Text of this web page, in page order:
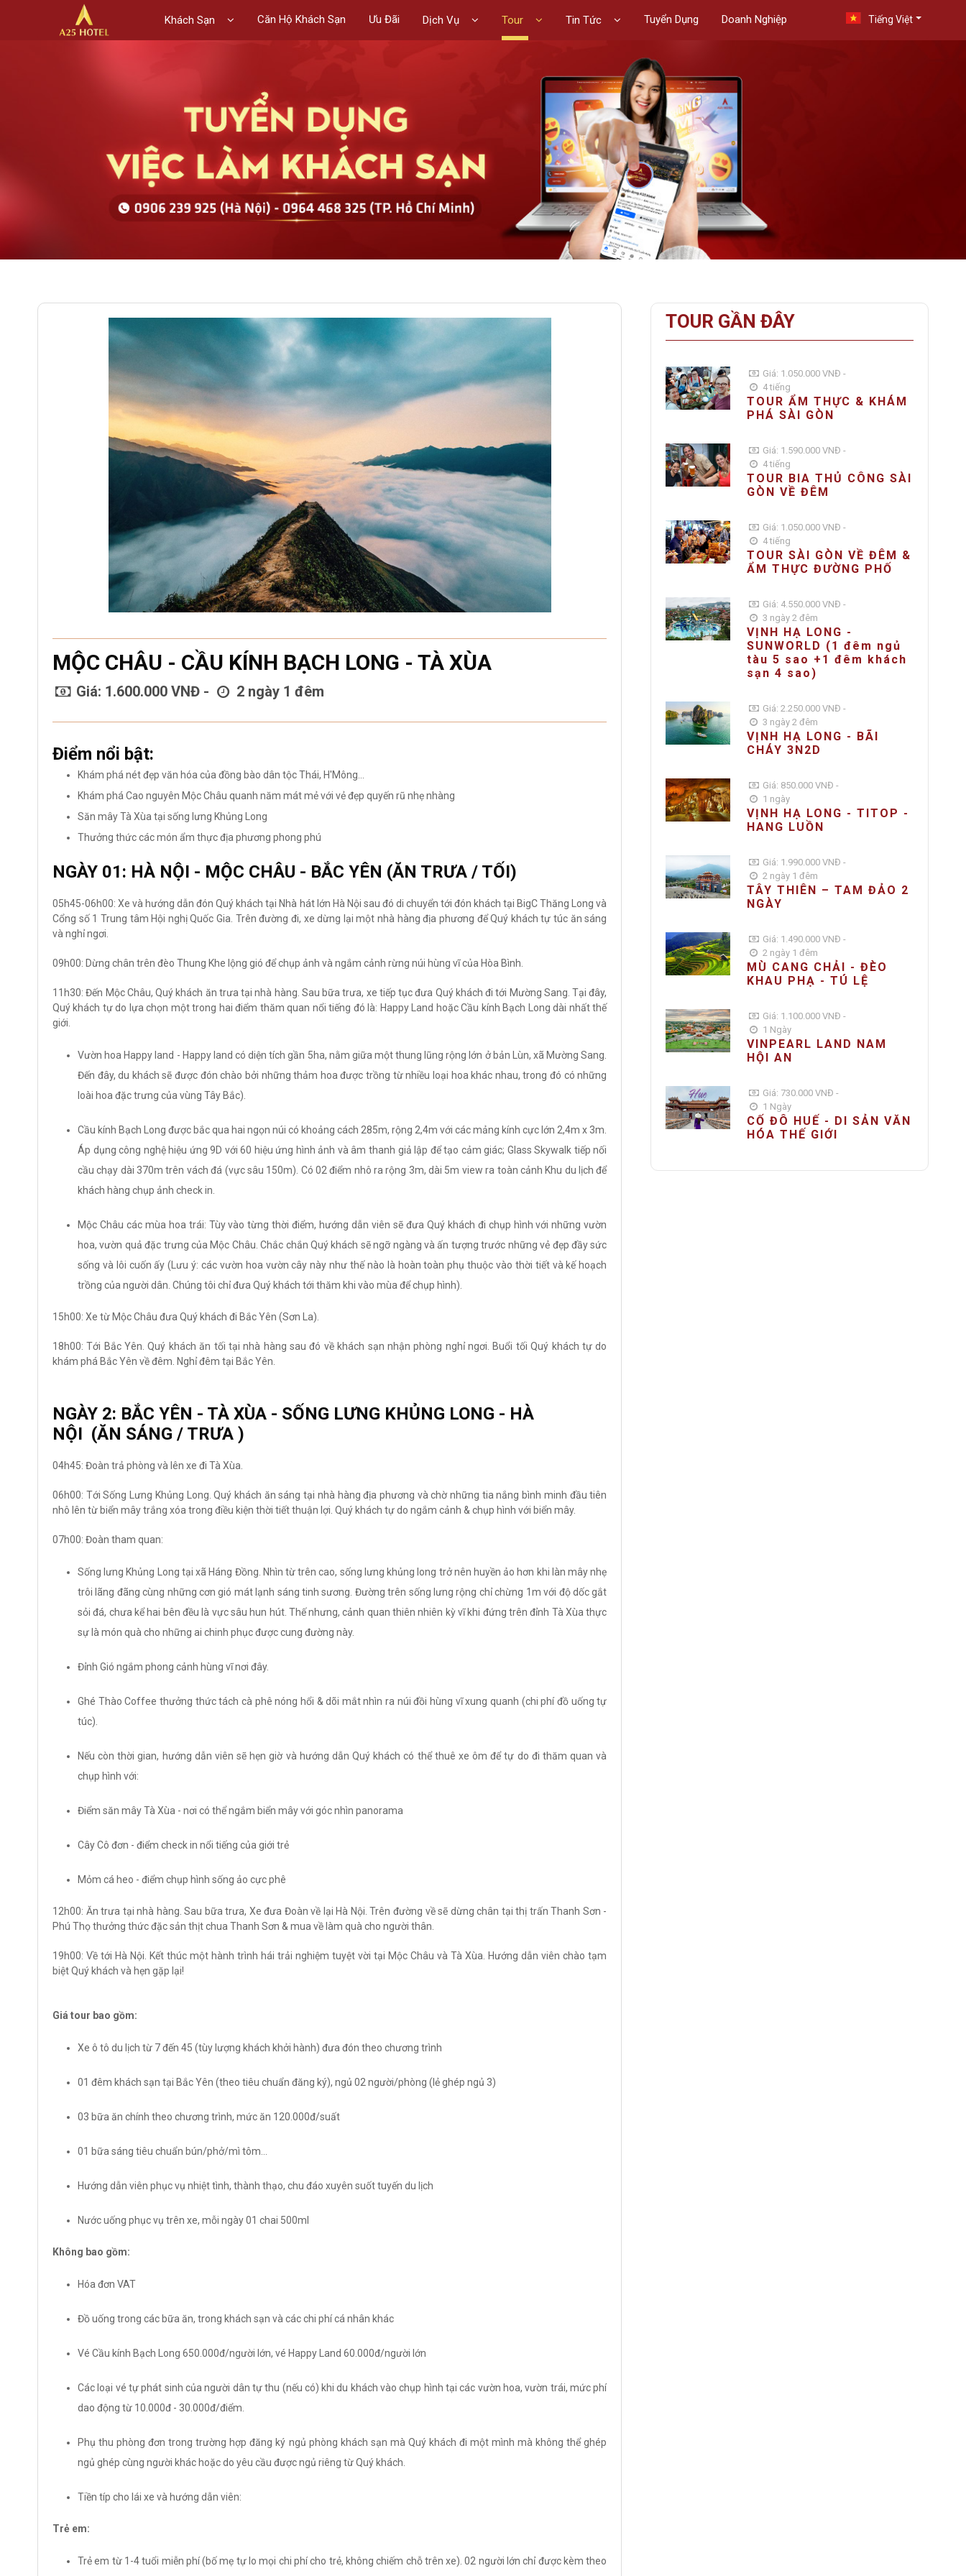
Khách Sạn Căn Hộ Khách Sạn Ưu Đãi Dịch Vụ Tour Tin Tức Tuyển Dụng Doanh Nghiệp Tiếng Việt
MỘC CHÂU - CẦU KÍNH BẠCH LONG - TÀ XÙA
Giá: 1.600.000 VNĐ - 2 ngày 1 đêm
Điểm nổi bật:
Khám phá nét đẹp văn hóa của đồng bào dân tộc Thái, H'Mông...
Khám phá Cao nguyên Mộc Châu quanh năm mát mẻ với vẻ đẹp quyến rũ nhẹ nhàng
Săn mây Tà Xùa tại sống lưng Khủng Long
Thưởng thức các món ẩm thực địa phương phong phú
NGÀY 01: HÀ NỘI - MỘC CHÂU - BẮC YÊN (ĂN TRƯA / TỐI)
05h45-06h00: Xe và hướng dẫn đón Quý khách tại Nhà hát lớn Hà Nội sau đó di chuyển tới đón khách tại BigC Thăng Long và
Cổng số 1 Trung tâm Hội nghị Quốc Gia. Trên đường đi, xe dừng lại một nhà hàng địa phương để Quý khách tự túc ăn sáng
và nghỉ ngơi.
09h00: Dừng chân trên đèo Thung Khe lộng gió để chụp ảnh và ngắm cảnh rừng núi hùng vĩ của Hòa Bình.
11h30: Đến Mộc Châu, Quý khách ăn trưa tại nhà hàng. Sau bữa trưa, xe tiếp tục đưa Quý khách đi tới Mường Sang. Tại đây,
Quý khách tự do lựa chọn một trong hai điểm thăm quan nổi tiếng đó là: Happy Land hoặc Cầu kính Bạch Long dài nhất thế
giới.
Vườn hoa Happy land - Happy land có diện tích gần 5ha, nằm giữa một thung lũng rộng lớn ở bản Lùn, xã Mường Sang.
Đến đây, du khách sẽ được đón chào bởi những thảm hoa được trồng từ nhiều loại hoa khác nhau, trong đó có những
loài hoa đặc trưng của vùng Tây Bắc).
Cầu kính Bạch Long được bắc qua hai ngọn núi có khoảng cách 285m, rộng 2,4m với các mảng kính cực lớn 2,4m x 3m.
Áp dụng công nghệ hiệu ứng 9D với 60 hiệu ứng hình ảnh và âm thanh giả lập để tạo cảm giác; Glass Skywalk tiếp nối
cầu chạy dài 370m trên vách đá (vực sâu 150m). Có 02 điểm nhô ra rộng 3m, dài 5m view ra toàn cảnh Khu du lịch để
khách hàng chụp ảnh check in.
Mộc Châu các mùa hoa trái: Tùy vào từng thời điểm, hướng dẫn viên sẽ đưa Quý khách đi chụp hình với những vườn
hoa, vườn quả đặc trưng của Mộc Châu. Chắc chắn Quý khách sẽ ngỡ ngàng và ấn tượng trước những vẻ đẹp đầy sức
sống và lôi cuốn ấy (Lưu ý: các vườn hoa vườn cây này như thế nào là hoàn toàn phụ thuộc vào thời tiết và kế hoạch
trồng của người dân. Chúng tôi chỉ đưa Quý khách tới thăm khi vào mùa để chụp hình).
15h00: Xe từ Mộc Châu đưa Quý khách đi Bắc Yên (Sơn La).
18h00: Tới Bắc Yên. Quý khách ăn tối tại nhà hàng sau đó về khách sạn nhận phòng nghỉ ngơi. Buổi tối Quý khách tự do
khám phá Bắc Yên về đêm. Nghỉ đêm tại Bắc Yên.
NGÀY 2: BẮC YÊN - TÀ XÙA - SỐNG LƯNG KHỦNG LONG - HÀ
NỘI (ĂN SÁNG / TRƯA )
04h45: Đoàn trả phòng và lên xe đi Tà Xùa.
06h00: Tới Sống Lưng Khủng Long. Quý khách ăn sáng tại nhà hàng địa phương và chờ những tia nắng bình minh đầu tiên
nhô lên từ biển mây trắng xóa trong điều kiện thời tiết thuận lợi. Quý khách tự do ngắm cảnh & chụp hình với biển mây.
07h00: Đoàn tham quan:
Sống lưng Khủng Long tại xã Háng Đồng. Nhìn từ trên cao, sống lưng khủng long trở nên huyền ảo hơn khi làn mây nhẹ
trôi lãng đãng cùng những cơn gió mát lạnh sáng tinh sương. Đường trên sống lưng rộng chỉ chừng 1m với độ dốc gắt
sỏi đá, chưa kể hai bên đều là vực sâu hun hút. Thế nhưng, cảnh quan thiên nhiên kỳ vĩ khi đứng trên đỉnh Tà Xùa thực
sự là món quà cho những ai chinh phục được cung đường này.
Đỉnh Gió ngắm phong cảnh hùng vĩ nơi đây.
Ghé Thào Coffee thưởng thức tách cà phê nóng hổi & dõi mắt nhìn ra núi đồi hùng vĩ xung quanh (chi phí đồ uống tự
túc).
Nếu còn thời gian, hướng dẫn viên sẽ hẹn giờ và hướng dẫn Quý khách có thể thuê xe ôm để tự do đi thăm quan và
chụp hình với:
Điểm săn mây Tà Xùa - nơi có thể ngắm biển mây với góc nhìn panorama
Cây Cô đơn - điểm check in nổi tiếng của giới trẻ
Mỏm cá heo - điểm chụp hình sống ảo cực phê
12h00: Ăn trưa tại nhà hàng. Sau bữa trưa, Xe đưa Đoàn về lại Hà Nội. Trên đường về sẽ dừng chân tại thị trấn Thanh Sơn -
Phú Thọ thưởng thức đặc sản thịt chua Thanh Sơn & mua về làm quà cho người thân.
19h00: Về tới Hà Nội. Kết thúc một hành trình hái trải nghiệm tuyệt vời tại Mộc Châu và Tà Xùa. Hướng dẫn viên chào tạm
biệt Quý khách và hẹn gặp lại!
Giá tour bao gồm:
Xe ô tô du lịch từ 7 đến 45 (tùy lượng khách khởi hành) đưa đón theo chương trình
01 đêm khách sạn tại Bắc Yên (theo tiêu chuẩn đăng ký), ngủ 02 người/phòng (lẻ ghép ngủ 3)
03 bữa ăn chính theo chương trình, mức ăn 120.000đ/suất
01 bữa sáng tiêu chuẩn bún/phở/mì tôm...
Hướng dẫn viên phục vụ nhiệt tình, thành thạo, chu đáo xuyên suốt tuyến du lịch
Nước uống phục vụ trên xe, mỗi ngày 01 chai 500ml
Không bao gồm:
Hóa đơn VAT
Đồ uống trong các bữa ăn, trong khách sạn và các chi phí cá nhân khác
Vé Cầu kính Bạch Long 650.000đ/người lớn, vé Happy Land 60.000đ/người lớn
Các loại vé tự phát sinh của người dân tự thu (nếu có) khi du khách vào chụp hình tại các vườn hoa, vườn trái, mức phí
dao động từ 10.000đ - 30.000đ/điểm.
Phụ thu phòng đơn trong trường hợp đăng ký ngủ phòng khách sạn mà Quý khách đi một mình mà không thể ghép
ngủ ghép cùng người khác hoặc do yêu cầu được ngủ riêng từ Quý khách.
Tiền típ cho lái xe và hướng dẫn viên:
Trẻ em:
Trẻ em từ 1-4 tuổi miễn phí (bố mẹ tự lo mọi chi phí cho trẻ, không chiếm chỗ trên xe). 02 người lớn chỉ được kèm theo
TOUR GẦN ĐÂY
Giá: 1.050.000 VNĐ -
4 tiếng
TOUR ẨM THỰC & KHÁM
PHÁ SÀI GÒN
Giá: 1.590.000 VNĐ -
4 tiếng
TOUR BIA THỦ CÔNG SÀI
GÒN VỀ ĐÊM
Giá: 1.050.000 VNĐ -
4 tiếng
TOUR SÀI GÒN VỀ ĐÊM &
ẨM THỰC ĐƯỜNG PHỐ
Giá: 4.550.000 VNĐ -
3 ngày 2 đêm
VỊNH HẠ LONG -
SUNWORLD (1 đêm ngủ
tàu 5 sao +1 đêm khách
sạn 4 sao)
Giá: 2.250.000 VNĐ -
3 ngày 2 đêm
VỊNH HẠ LONG - BÃI
CHÁY 3N2D
Giá: 850.000 VNĐ -
1 ngày
VỊNH HẠ LONG - TITOP -
HANG LUỒN
Giá: 1.990.000 VNĐ -
2 ngày 1 đêm
TÂY THIÊN – TAM ĐẢO 2
NGÀY
Giá: 1.490.000 VNĐ -
2 ngày 1 đêm
MÙ CANG CHẢI - ĐÈO
KHAU PHẠ - TÚ LỆ
Giá: 1.100.000 VNĐ -
1 Ngày
VINPEARL LAND NAM
HỘI AN
Giá: 730.000 VNĐ -
1 Ngày
CỐ ĐÔ HUẾ - DI SẢN VĂN
HÓA THẾ GIỚI